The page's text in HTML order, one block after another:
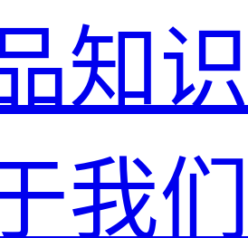
知识
我们